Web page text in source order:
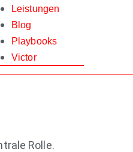
Leistungen
Blog
Playbooks
Victor
Rolle.